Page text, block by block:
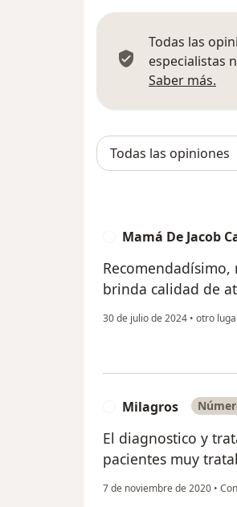
Todas las
especialistas
Saber más.
Mamá De Jacob
brinda calidad de
30 de julio de 2024 • otro
Milagros
El diagnostico y
pacientes muy
7 de noviembre de 2020 •